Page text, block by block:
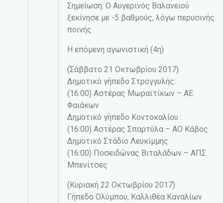
Σημείωση: Ο Αυγερινός Βαλανειού
ξεκίνησε με -5 βαθμούς, λόγω περυσινής
ποινής
Η επόμενη αγωνιστική (4η)
(Σάββατο 21 Οκτωβρίου 2017)
Δημοτικό γήπεδο Στρογγυλής:
(16:00) Αστέρας Μωραϊτίκων – ΑΕ
Φαιάκων
Δημοτικό γήπεδο Κοντοκαλίου :
(16:00) Αστέρας Σπαρτύλα – ΑΟ Κάβος
Δημοτικό Στάδιο Λευκίμμης
(16:00) Ποσειδώνας Βιταλάδων – ΑΠΣ
Μπενίτσες
(Κυριακή 22 Οκτωβρίου 2017)
Γήπεδο Ολύμπου, Καλλιθέα Καναλίων